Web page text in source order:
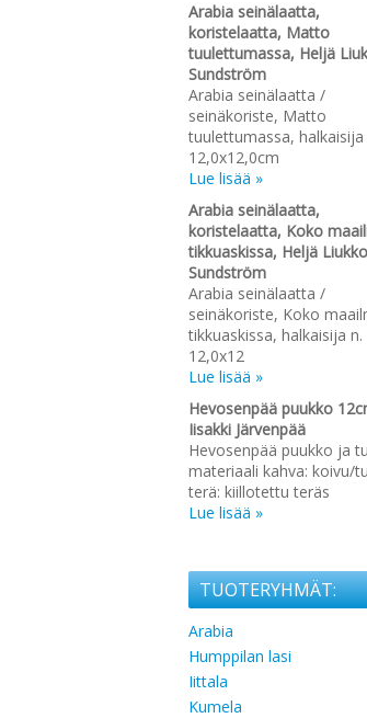
Arabia seinälaatta,
koristelaatta, Matto
tuulettumassa, Heljä
Sundström
Arabia seinälaatta /
seinäkoriste, Matto
tuulettumassa, halkaisija
12,0x12,0cm
Lue lisää »
Arabia seinälaatta,
koristelaatta, Koko
tikkuaskissa, Heljä
Sundström
Arabia seinälaatta /
seinäkoriste, Koko
tikkuaskissa, halkaisija n.
12,0x12
Lue lisää »
Hevosenpää puukko
Iisakki Järvenpää
Hevosenpää puukko ja
materiaali kahva: koivu/
terä: kiillotettu teräs
Lue lisää »
TUOTERYHMÄT:
Arabia
Humppilan lasi
Iittala
Kumela